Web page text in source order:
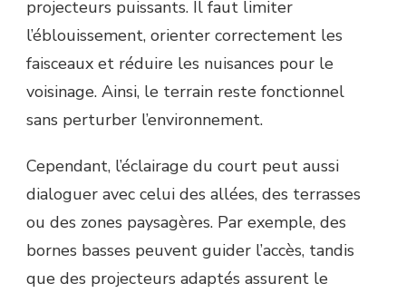
projecteurs puissants. Il faut limiter
l’éblouissement, orienter correctement les
faisceaux et réduire les nuisances pour le
voisinage. Ainsi, le terrain reste fonctionnel
sans perturber l’environnement.
Cependant, l’éclairage du court peut aussi
dialoguer avec celui des allées, des terrasses
ou des zones paysagères. Par exemple, des
bornes basses peuvent guider l’accès, tandis
que des projecteurs adaptés assurent le